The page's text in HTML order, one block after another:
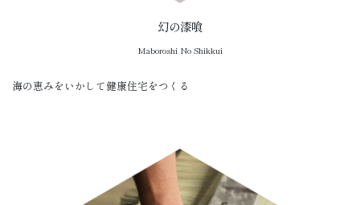
幻の漆喰
Maboroshi No Shikkui
海の恵みをいかして健康住宅をつくる